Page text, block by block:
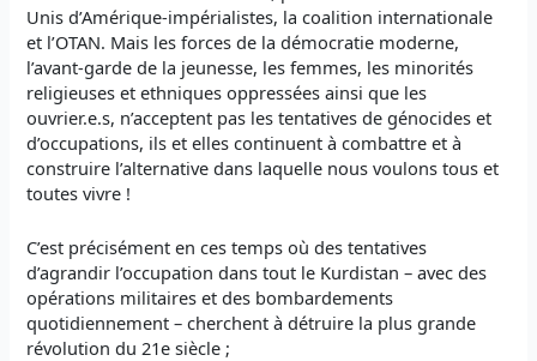
Unis d’Amérique-impérialistes, la coalition internationale
et l’OTAN. Mais les forces de la démocratie moderne,
l’avant-garde de la jeunesse, les femmes, les minorités
religieuses et ethniques oppressées ainsi que les
ouvrier.e.s, n’acceptent pas les tentatives de génocides et
d’occupations, ils et elles continuent à combattre et à
construire l’alternative dans laquelle nous voulons tous et
toutes vivre !
C’est précisément en ces temps où des tentatives
d’agrandir l’occupation dans tout le Kurdistan – avec des
opérations militaires et des bombardements
quotidiennement – cherchent à détruire la plus grande
révolution du 21e siècle ;